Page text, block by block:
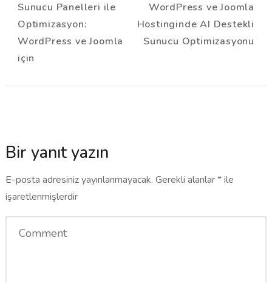
Navigation
Sunucu Panelleri ile
Optimizasyon:
WordPress ve Joomla
için
WordPress ve Joomla
Hostinginde AI Destekli
Sunucu Optimizasyonu
Bir yanıt yazın
E-posta adresiniz yayınlanmayacak. Gerekli alanlar*ile
işaretlenmişlerdir